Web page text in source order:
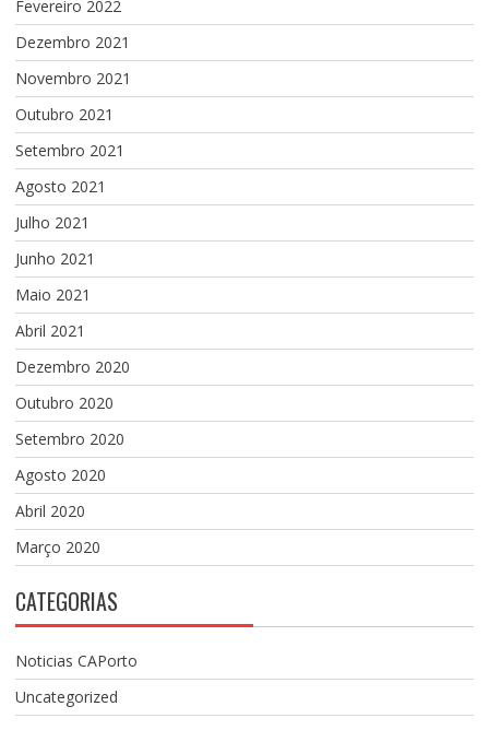
Fevereiro 2022
Dezembro 2021
Novembro 2021
Outubro 2021
Setembro 2021
Agosto 2021
Julho 2021
Junho 2021
Maio 2021
Abril 2021
Dezembro 2020
Outubro 2020
Setembro 2020
Agosto 2020
Abril 2020
Março 2020
CATEGORIAS
Noticias CAPorto
Uncategorized